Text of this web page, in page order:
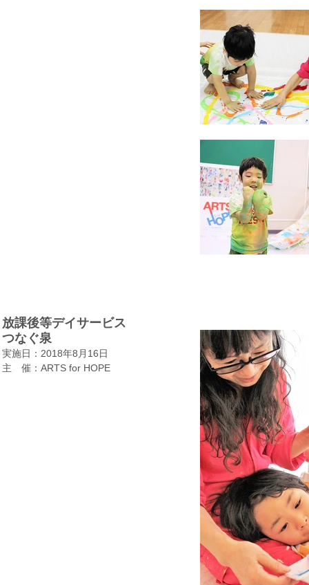
放課後等デイサービス
つなぐ泉
実施日：2018年8月16日
​主 催：ARTS for HOPE